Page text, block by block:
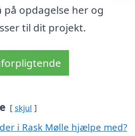
opdagelse her og
til dit projekt.
skjul
i Rask Mølle hjælpe med?